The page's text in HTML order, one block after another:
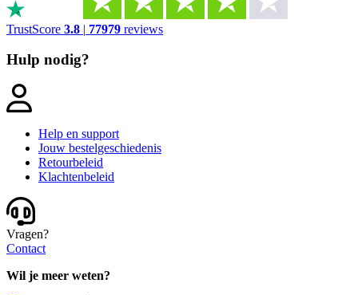
TrustScore 3.8 | 77979 reviews
Hulp nodig?
Help en support
Jouw bestelgeschiedenis
Retourbeleid
Klachtenbeleid
Vragen?
Contact
Wil je meer weten?